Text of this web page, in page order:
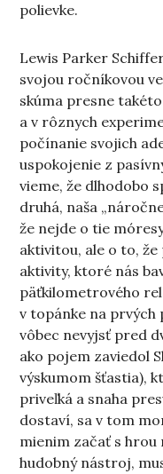
polievke.
Lewis Parker
svojou ročníkovou
skúma presne
a v rôznych
počínanie svojich
uspokojenie z
vieme, že dlhodobo
druhá, naša
že nejde o tie
aktivitou, ale o to,
aktivity, ktoré nás
päťkilometrového
v topánke na
vôbec nevyjsť pred
ako pojem zaviedol
výskumom šťastia),
priveľká a snaha
dostaví, sa v tom
mienim začať s hrou
hudobný nástroj,